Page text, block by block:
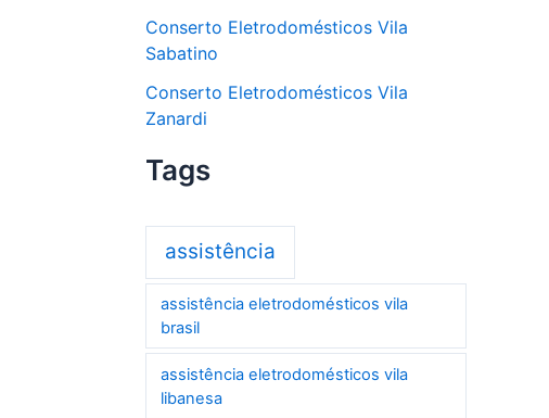
Conserto Eletrodomésticos Vila
Sabatino
Conserto Eletrodomésticos Vila
Zanardi
Tags
assistência
assistência eletrodomésticos vila
brasil
assistência eletrodomésticos vila
libanesa